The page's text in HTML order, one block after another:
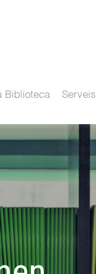
Biblioteca Serveis